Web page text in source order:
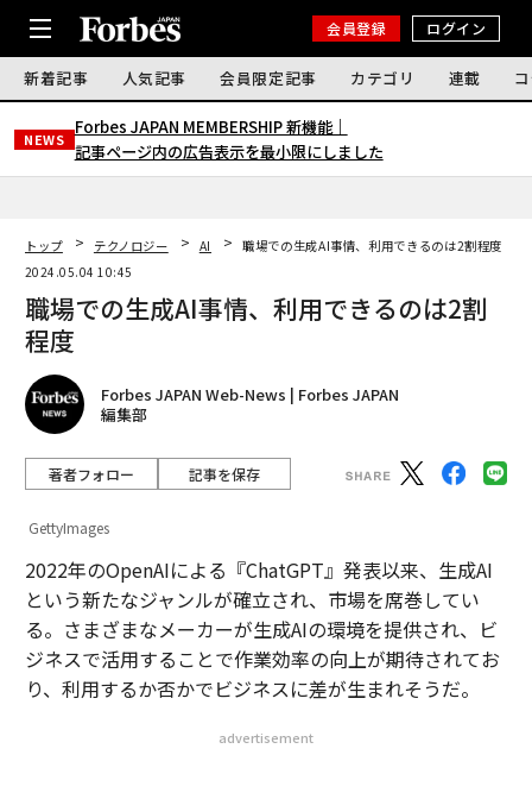
会員登録 ログイン
新着記事 人気記事 会員限定記事 カテゴリ 連載
NEWS
Forbes JAPAN MEMBERSHIP 新機能｜
記事ページ内の広告表示を最小限にしました
トップ テクノロジー AI
職場での生成AI事情、利用できるのは2割程度
2024.05.04 10:45
職場での生成AI事情、利用できるのは2割
程度
Forbes JAPAN Web-News | Forbes JAPAN
編集部
著者フォロー 記事を保存
GettyImages
2022年のOpenAIによる『ChatGPT』発表以来、生成AI
という新たなジャンルが確立され、市場を席巻してい
る。さまざまなメーカーが生成AIの環境を提供され、ビ
ジネスで活用することで作業効率の向上が期待されてお
り、利用するか否かでビジネスに差が生まれそうだ。
advertisement